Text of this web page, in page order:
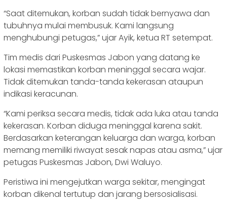
“Saat ditemukan, korban sudah tidak bernyawa dan
tubuhnya mulai membusuk. Kami langsung
menghubungi petugas,” ujar Ayik, ketua RT setempat.
Tim medis dari Puskesmas Jabon yang datang ke
lokasi memastikan korban meninggal secara wajar.
Tidak ditemukan tanda-tanda kekerasan ataupun
indikasi keracunan.
“Kami periksa secara medis, tidak ada luka atau tanda
kekerasan. Korban diduga meninggal karena sakit.
Berdasarkan keterangan keluarga dan warga, korban
memang memiliki riwayat sesak napas atau asma,” ujar
petugas Puskesmas Jabon, Dwi Waluyo.
Peristiwa ini mengejutkan warga sekitar, mengingat
korban dikenal tertutup dan jarang bersosialisasi.